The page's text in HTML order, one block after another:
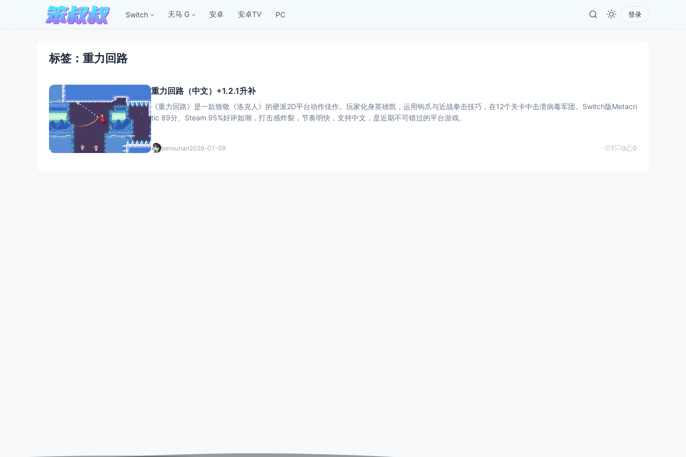
Switch 天马 G 安卓 安卓TV PC 登录
标签：重力回路
重力回路（中文）+1.2.1升补
《重力回路》是一款致敬《洛克人》的硬派2D平台动作佳作。玩家化身英雄凯，运用钩爪与近战拳击技巧，在12个关卡中击溃病毒军团。Switch版Metacri
tic 89分、Steam 95%好评如潮，打击感炸裂，节奏明快，支持中文，是近期不可错过的平台游戏。
bensunan2026-07-09 7 0 0